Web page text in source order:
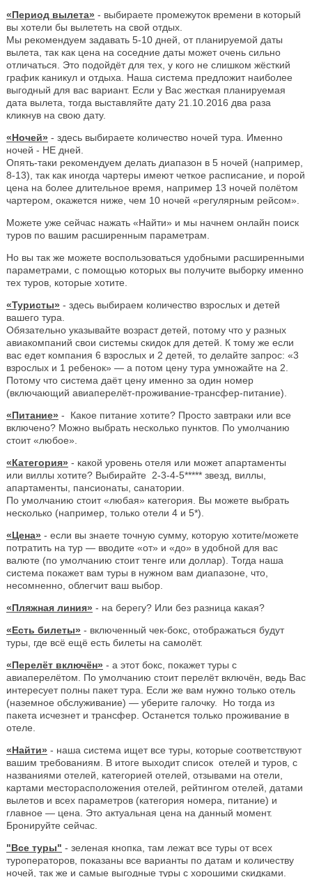
«Период вылета» - выбираете промежуток времени в который
вы хотели бы вылететь на свой отдых.
Мы рекомендуем задавать 5-10 дней, от планируемой даты
вылета, так как цена на соседние даты может очень сильно
отличаться. Это подойдёт для тех, у кого не слишком жёсткий
график каникул и отдыха. Наша система предложит наиболее
выгодный для вас вариант. Если у Вас жесткая планируемая
дата вылета, тогда выставляйте дату 21.10.2016 два раза
кликнув на свою дату.
«Ночей» - здесь выбираете количество ночей тура. Именно
ночей - НЕ дней.
Опять-таки рекомендуем делать диапазон в 5 ночей (например,
8-13), так как иногда чартеры имеют четкое расписание, и порой
цена на более длительное время, например 13 ночей полётом
чартером, окажется ниже, чем 10 ночей «регулярным рейсом».
Можете уже сейчас нажать «Найти» и мы начнем онлайн поиск
туров по вашим расширенным параметрам.
Но вы так же можете воспользоваться удобными расширенными
параметрами, с помощью которых вы получите выборку именно
тех туров, которые хотите.
«Туристы» - здесь выбираем количество взрослых и детей
вашего тура.
Обязательно указывайте возраст детей, потому что у разных
авиакомпаний свои системы скидок для детей. К тому же если
вас едет компания 6 взрослых и 2 детей, то делайте запрос: «3
взрослых и 1 ребенок» — а потом цену тура умножайте на 2.
Потому что система даёт цену именно за один номер
(включающий авиаперелёт-проживание-трансфер-питание).
«Питание» - Какое питание хотите? Просто завтраки или все
включено? Можно выбрать несколько пунктов. По умолчанию
стоит «любое».
«Категория» - какой уровень отеля или может апартаменты
или виллы хотите? Выбирайте 2-3-4-5***** звезд, виллы,
апартаменты, пансионаты, санатории.
По умолчанию стоит «любая» категория. Вы можете выбрать
несколько (например, только отели 4 и 5*).
«Цена» - если вы знаете точную сумму, которую хотите/можете
потратить на тур — вводите «от» и «до» в удобной для вас
валюте (по умолчанию стоит тенге или доллар). Тогда наша
система покажет вам туры в нужном вам диапазоне, что,
несомненно, облегчит ваш выбор.
«Пляжная линия» - на берегу? Или без разница какая?
«Есть билеты» - включенный чек-бокс, отображаться будут
туры, где всё ещё есть билеты на самолёт.
«Перелёт включён» - а этот бокс, покажет туры с
авиаперелётом. По умолчанию стоит перелёт включён, ведь Вас
интересует полны пакет тура. Если же вам нужно только отель
(наземное обслуживание) — уберите галочку. Но тогда из
пакета исчезнет и трансфер. Останется только проживание в
отеле.
«Найти» - наша система ищет все туры, которые соответствуют
вашим требованиям. В итоге выходит список отелей и туров, с
названиями отелей, категорией отелей, отзывами на отели,
картами месторасположения отелей, рейтингом отелей, датами
вылетов и всех параметров (категория номера, питание) и
главное — цена. Это актуальная цена на данный момент.
Бронируйте сейчас.
"Все туры" - зеленая кнопка, там лежат все туры от всех
туроператоров, показаны все варианты по датам и количеству
ночей, так же и самые выгодные туры с хорошими скидками.